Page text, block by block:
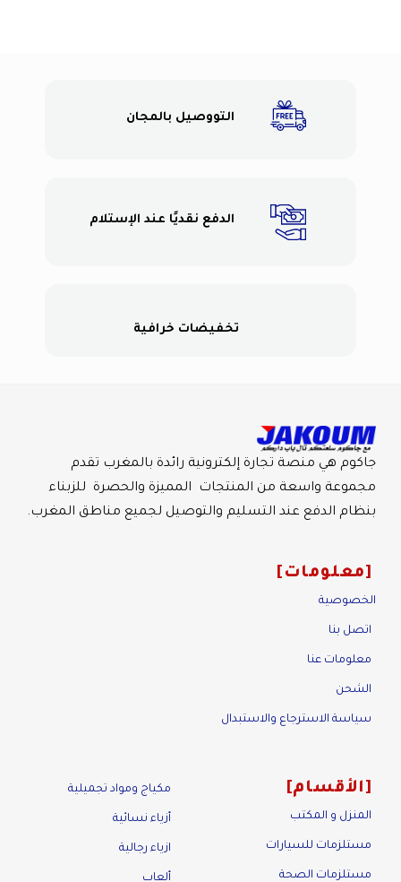
التووصيل بالمجان
الدفع نقديًا عند الإستلام
تخفيضات خرافية
جاكوم هي منصة تجارة إلكترونية رائدة بالمغرب تقدم
مجموعة واسعة من المنتجات المميزة والحصرة للزبناء
بنظام الدفع عند التسليم والتوصيل لجميع مناطق المغرب.
معلومات
الخصوصية
اتصل بنا
معلومات عنا
الشحن
سياسة الاسترجاع والاستبدال
الأقسام
المنزل و المكتب
مستلزمات للسيارات
مستلزمات الصحة
مكياج ومواد تجميلية
أزياء نسائية
ازياء رجالية
ألعاب